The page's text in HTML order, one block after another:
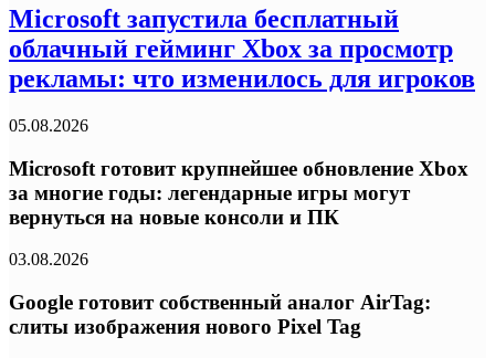
Microsoft запустила бесплатный
облачный гейминг Xbox за просмотр
рекламы: что изменилось для игроков
05.08.2026
Microsoft готовит крупнейшее обновление Xbox
за многие годы: легендарные игры могут
вернуться на новые консоли и ПК
03.08.2026
Google готовит собственный аналог AirTag:
слиты изображения нового Pixel Tag